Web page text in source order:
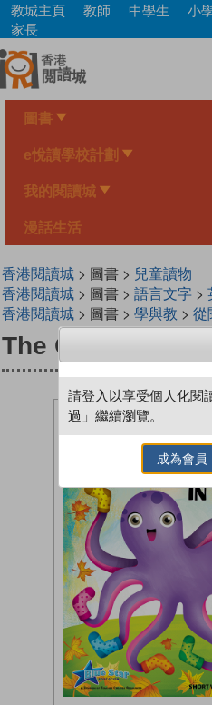
Skip
main
content
教城主頁 教師 中學生
小
家長
圖書
e悅讀學校計劃
我的閱讀城
漫話生活
香港閱讀城> 圖書 > 兒童讀物
香港閱讀城> 圖書 > 語言文字>
香港閱讀城> 圖書 > 學與教 > 從
The Octopus in
請登入以享受個人化閱
過」繼續瀏覽。
成為會員